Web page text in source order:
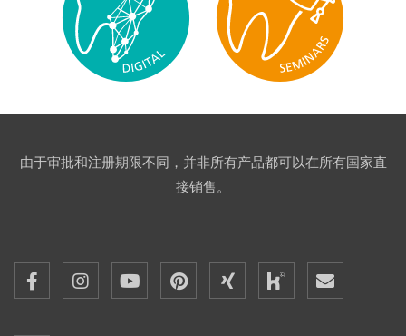
由于审批和注册期限不同，并非所有产品都可以在所有国家直
接销售。